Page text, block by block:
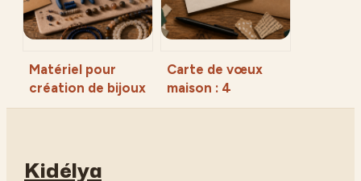
durable
Matériel pour
création de bijoux
: 3 pinces
réussir ses
Carte de vœux
maison : 4
techniques
Kidélya